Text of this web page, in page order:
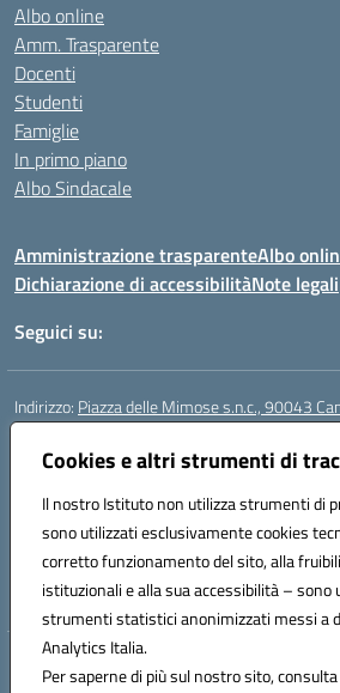
Cookies e altri strumenti di
Il nostro Istituto non utilizza strumenti di
sono utilizzati esclusivamente cookies
corretto funzionamento del sito, alla
istituzionali e alla sua accessibilità – sono
strumenti statistici anonimizzati messi a
Analytics Italia.
Per saperne di più sul nostro sito,
Albo online
Amm. Trasparente
Docenti
Studenti
Famiglie
In primo piano
Albo Sindacale
Amministrazione trasparenteAlbo
Dichiarazione di accessibilitàNote legali
Seguici su:
Indirizzo: Piazza delle Mimose s.n.c., 90043
Centralino:
Email:paic840008@istruzione.it
Codice fiscale: 80048770822
Codice meccanografico:
PAIC840008
Codice unico di fatturazione (CUF): UFHJ80
Hosting & Powered by 3D